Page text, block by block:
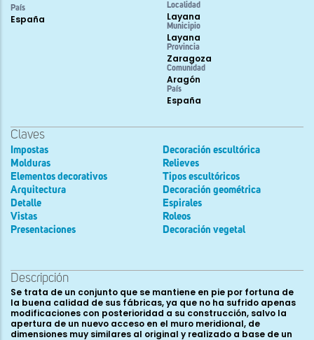
País
España
Localidad
Layana
Municipio
Layana
Provincia
Zaragoza
Comunidad
Aragón
País
España
Claves
Impostas
Molduras
Elementos decorativos
Arquitectura
Detalle
Vistas
Presentaciones
Decoración escultórica
Relieves
Tipos escultóricos
Decoración geométrica
Espirales
Roleos
Decoración vegetal
Descripción
Se trata de un conjunto que se mantiene en pie por fortuna de
la buena calidad de sus fábricas, ya que no ha sufrido apenas
modificaciones con posterioridad a su construcción, salvo la
apertura de un nuevo acceso en el muro meridional, de
dimensiones muy similares al original y realizado a base de un